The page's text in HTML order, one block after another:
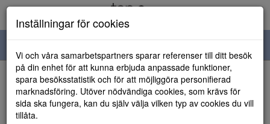
navigation
Visa filter
Varumärke: Waldläufer
Rensa
Inställningar för cookies
Vi och våra samarbetspartners sparar referenser till ditt besök
på din enhet för att kunna erbjuda anpassade funktioner,
spara besöksstatistik och för att möjliggöra personifierad
marknadsföring. Utöver nödvändiga cookies, som krävs för
sida ska fungera, kan du själv välja vilken typ av cookies du vill
tillåta.